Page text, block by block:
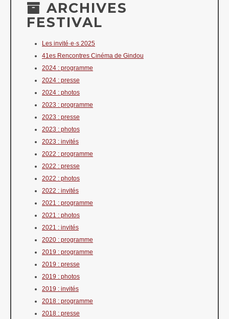
ARCHIVES
FESTIVAL
Les invité·e·s 2025
41es Rencontres Cinéma de Gindou
2024 : programme
2024 : presse
2024 : photos
2023 : programme
2023 : presse
2023 : photos
2023 : invités
2022 : programme
2022 : presse
2022 : photos
2022 : invités
2021 : programme
2021 : photos
2021 : invités
2020 : programme
2019 : programme
2019 : presse
2019 : photos
2019 : invités
2018 : programme
2018 : presse